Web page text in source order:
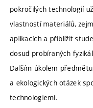
pokročilých technologií
vlastností materiálů,
aplikacích a přiblížit
dosud probíraných
Dalším úkolem
a ekologických otázek
technologiemi.